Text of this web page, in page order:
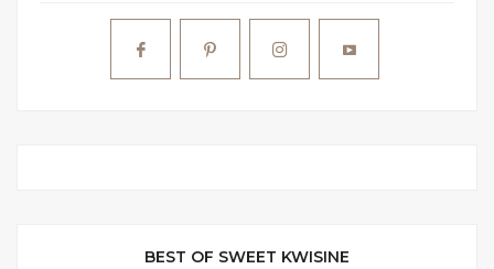
BEST OF SWEET KWISINE